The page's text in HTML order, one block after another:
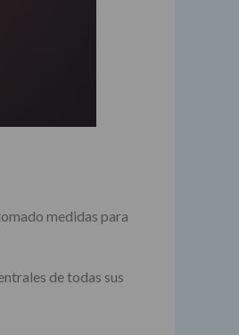
medidas para
de todas sus